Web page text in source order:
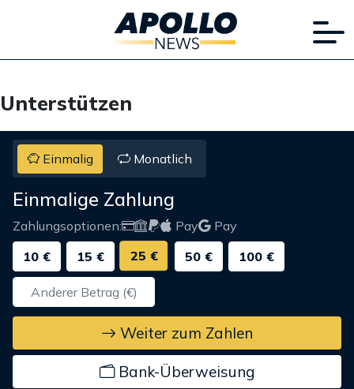
Unterstützen
Einmalig Monatlich
Einmalige Zahlung
Zahlungsoptionen: Pay
Pay
10 €
15 € 25 € 50 € 100 €
Weiter zum Zahlen
Bank-Überweisung